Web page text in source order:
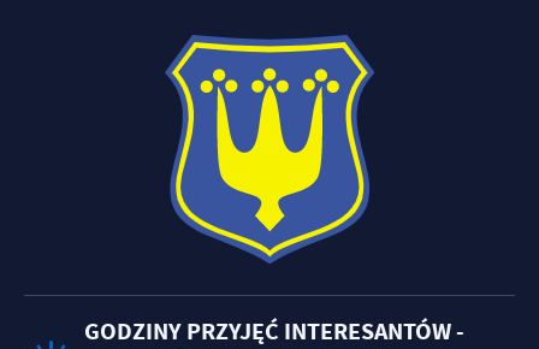
GODZINY PRZYJĘĆ INTERESANTÓW -